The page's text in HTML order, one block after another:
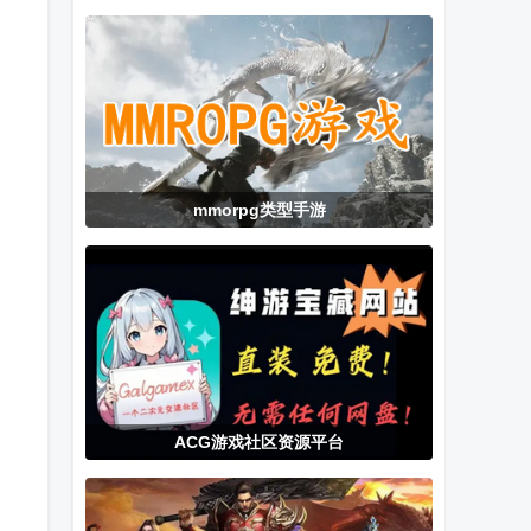
Horizon
Google
root官方版下
载
珠手游
mmorpg类型手游
ACG游戏社区资源平台